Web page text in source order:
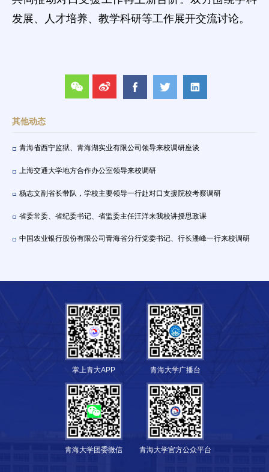
发展、人才培养、教学科研等工作展开交流讨论。
其他动态
青海省西宁监狱、青海湖实业有限公司领导来校调研座谈
上海交通大学地方合作办公室领导来校调研
杨志文副省长带队，学校主要领导一行赴对口支援院校考察调研
省委常委、省纪委书记、省监委主任汪洋来我校讲授思政课
中国农业银行股份有限公司青海省分行党委书记、行长潘峰一行来校调研
掌上青大APP 青海大学广播台
青海大学团委微信 青海大学官方公众平台